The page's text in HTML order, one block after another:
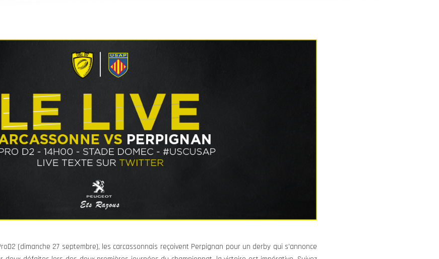
(dimanche 27 septembre), les carcassonnais reçoivent Perpignan pour un derby qui s’annonce